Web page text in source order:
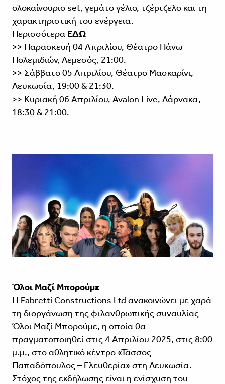
ολοκαίνουριο set, γεμάτο γέλιο, τζέρτζελο και τη
χαρακτηριστική του ενέργεια.
Περισσότερα ΕΔΩ
>> Παρασκευή 04 Απριλίου, Θέατρο Πάνω
Πολεμιδιών, Λεμεσός, 21:00.
>> Σάββατο 05 Απριλίου, Θέατρο Μασκαρίνι,
Λευκωσία, 19:00 & 21:30.
>> Κυριακή 06 Απριλίου, Avalon Live, Λάρνακα,
18:30 & 21:00.
Όλοι Μαζί Μπορούμε
Η Fabretti Constructions Ltd ανακοινώνει με χαρά
τη διοργάνωση της φιλανθρωπικής συναυλίας
Όλοι Μαζί Μπορούμε, η οποία θα
πραγματοποιηθεί στις 4 Απριλίου 2025, στις 8:00
μ.μ., στο αθλητικό κέντρο «Τάσσος
Παπαδόπουλος – Ελευθερία» στη Λευκωσία.
Στόχος της εκδήλωσης είναι η ενίσχυση του